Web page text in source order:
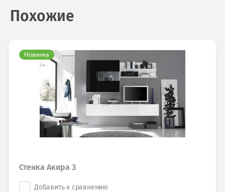
Похожие
Новинка
Стенка Акира 3
Добавить к сравнению